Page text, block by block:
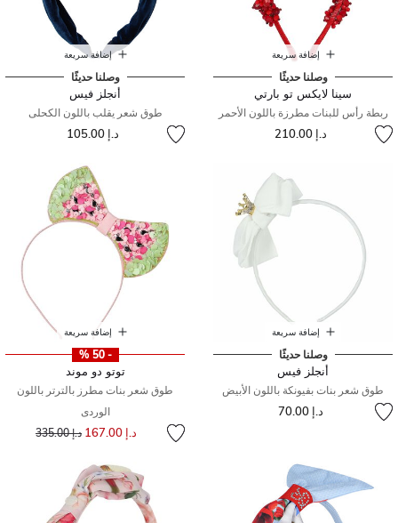
إضافة سريعة
وصلنا حديثًا
سينا لايكس تو بارتي
ربطة رأس للبنات مطرزة باللون الأحمر
د.إ 210.00
إضافة سريعة
وصلنا حديثًا
أنجلز فيس
طوق شعر يقلب باللون الكحلى
د.إ 105.00
إضافة سريعة
وصلنا حديثًا
أنجلز فيس
طوق شعر بنات بفيونكة باللون الأبيض
د.إ 70.00
إضافة سريعة
- 50 %
توتو دو موند
طوق شعر بنات مطرز بالترتر باللون
الوردى
د.إ 167.00 سعر مخفض من
د.إ 335.00 إلى